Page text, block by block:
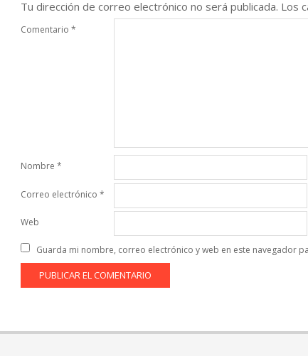
Tu dirección de correo electrónico no será publicada. Los
Comentario *
Nombre *
Correo electrónico *
Web
Guarda mi nombre, correo electrónico y web en este navegador